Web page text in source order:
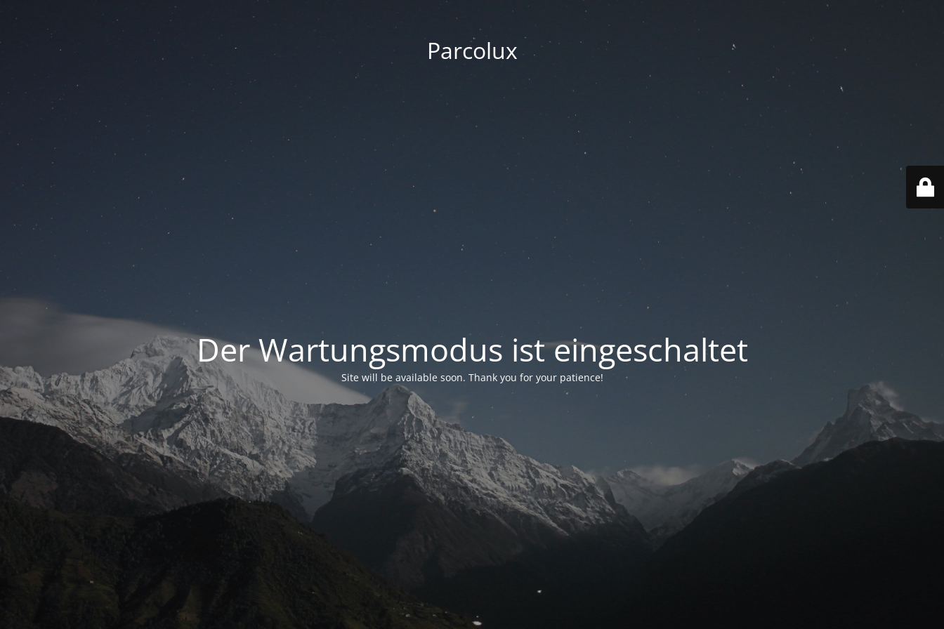
Parcolux
Der Wartungsmodus ist eingeschaltet
Site will be available soon. Thank you for your patience!